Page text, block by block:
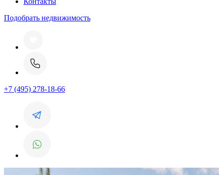
Подобрать недвижимость
+7 (495) 278-18-66